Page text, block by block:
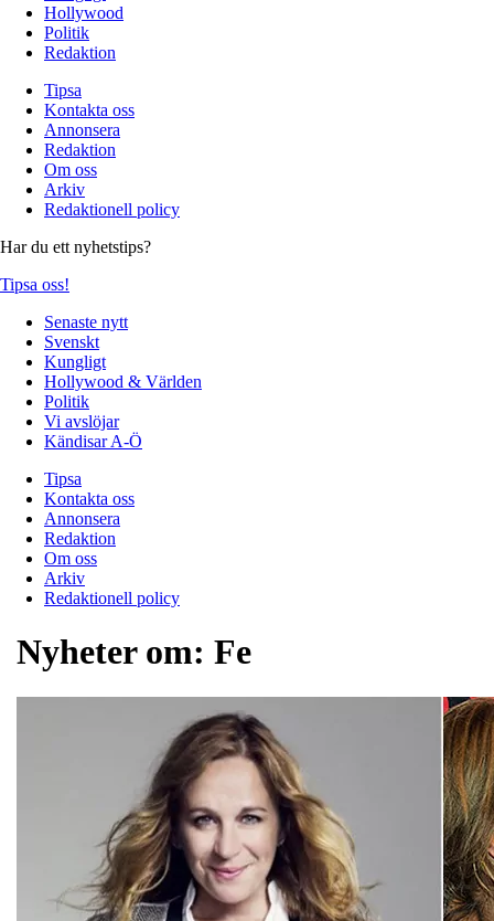
Hollywood
Politik
Redaktion
Tipsa
Kontakta oss
Annonsera
Redaktion
Om oss
Arkiv
Redaktionell policy
Har du ett nyhetstips?
Tipsa oss!
Senaste nytt
Svenskt
Kungligt
Hollywood & Världen
Politik
Vi avslöjar
Kändisar A-Ö
Tipsa
Kontakta oss
Annonsera
Redaktion
Om oss
Arkiv
Redaktionell policy
Nyheter om: Fe